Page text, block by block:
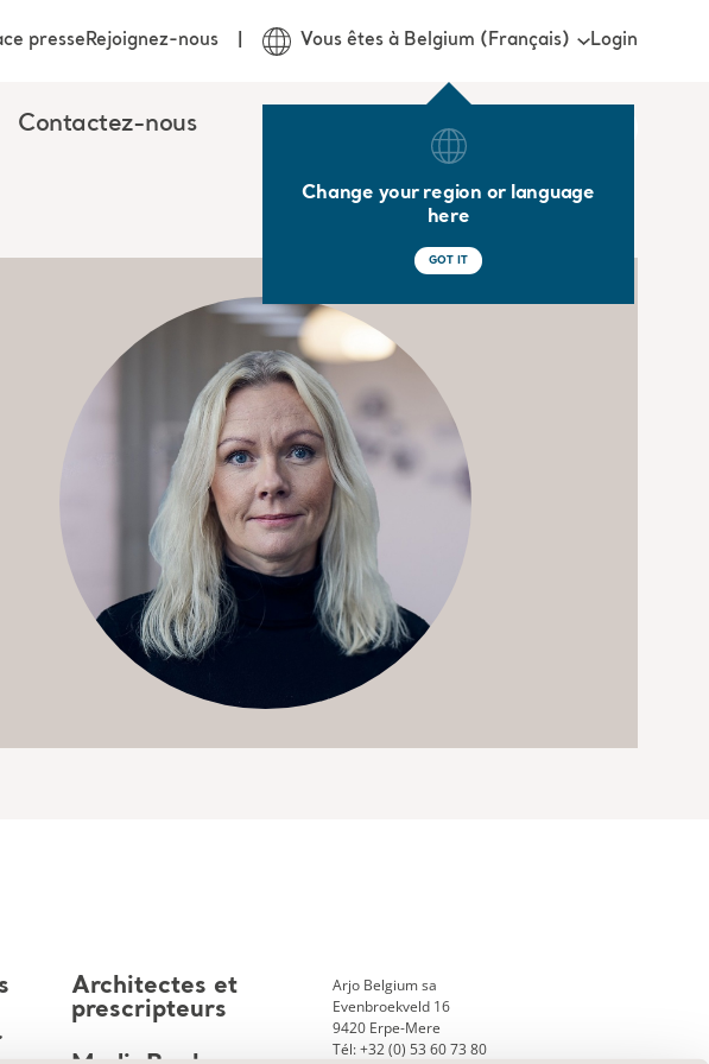
Contactez-nous
presseRejoignez-nous Vous êtes à Belgium (Français)
Change your region or language
here
GOT IT
Login
Architectes et
prescripteurs
Arjo Belgium sa
Evenbroekveld 16
9420 Erpe-Mere
Tél: +32 (0) 53 60 73 80